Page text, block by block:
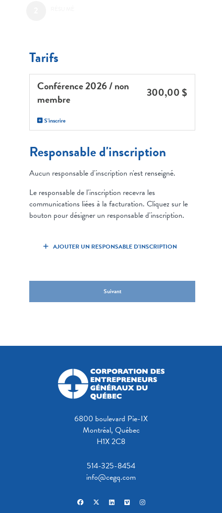
Tarifs
Conférence 2026 / non
membre
300,00 $
S'inscrire
Responsable d'inscription
Aucun responsable d'inscription n'est renseigné.
Le responsable de l'inscription recevra les
communications liées à la facturation. Cliquez sur le
bouton pour désigner un responsable d'inscription.
AJOUTER UN RESPONSABLE D'INSCRIPTION
Suivant
6800 boulevard Pie-IX
Montréal, Québec
H1X 2C8
514-325-8454
info@cegq.com
facebookx-twitterlinkedinvimeoinstagram